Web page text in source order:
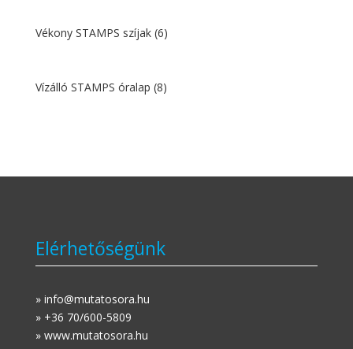
Vékony STAMPS szíjak (6)
Vízálló STAMPS óralap (8)
Elérhetőségünk
» info@mutatosora.hu
» +36 70/600-5809
» www.mutatosora.hu